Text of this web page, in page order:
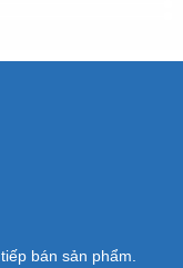
bán sản phẩm.